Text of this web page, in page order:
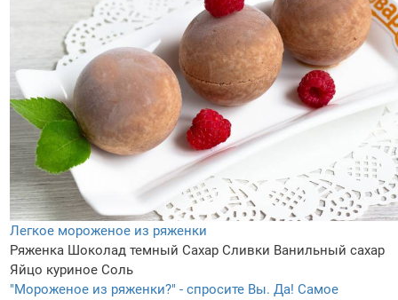
Легкое мороженое из ряженки
Ряженка Шоколад темный Сахар Сливки Ванильный сахар
Яйцо куриное Соль
"Мороженое из ряженки?" - спросите Вы. Да! Самое